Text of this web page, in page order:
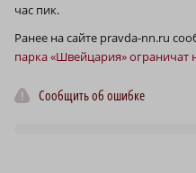
час пик.
Ранее на сайте pravda-nn.ru
парка «Швейцария» ограничат
Сообщить об ошибке